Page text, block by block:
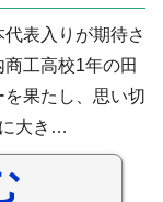
表入りが期待さ
工高校1年の田
果たし、思い切
大き…